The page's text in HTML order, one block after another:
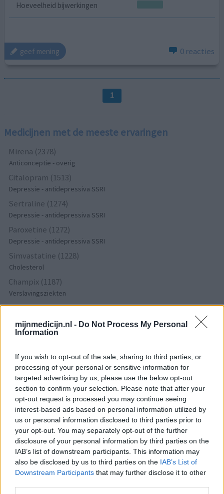
mijnmedicijn.nl - Do Not Process My Personal
Information
If you wish to opt-out of the sale, sharing to third parties, or
processing of your personal or sensitive information for
targeted advertising by us, please use the below opt-out
section to confirm your selection. Please note that after your
opt-out request is processed you may continue seeing
interest-based ads based on personal information utilized by
us or personal information disclosed to third parties prior to
your opt-out. You may separately opt-out of the further
disclosure of your personal information by third parties on the
IAB’s list of downstream participants. This information may
also be disclosed by us to third parties on the IAB’s List of
Downstream Participants that may further disclose it to other
Hoeveelheid bijwerkingen
geef mening 0 reacties
1
Medicijnen met de meeste ervaringen
Mirena (2378)
Anticonceptie - overig
Citalopram (1513)
Depressie - antidepressiva SSRI
Sertraline (1274)
Depressie - antidepressiva SSRI
Paroxetine (1272)
Depressie - antidepressiva SSRI
Simvastatine (1228)
Cholesterol
Champix (1187)
Verslavingsziekten
Venlafaxine (1004)
Tramadol (939)
Thyrax Duotab (882)
Schildklier - hypothyroidie (traagwerkend)
Omeprazol (848)
Maagzuur - protonpompremmers
Metoprolol (817)
Bloeddruk - betablokkers
Lyrica (795)
Epilepsie
Furabid (735)
Antibiotica - urineweginfectie
Mirtazapine (731)